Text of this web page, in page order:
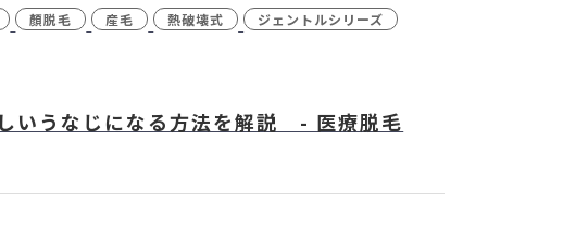
せ 顏脱毛 産毛 熱破壊式 ジェントルシリーズ
いうなじになる方法を解説 - 医療脱毛